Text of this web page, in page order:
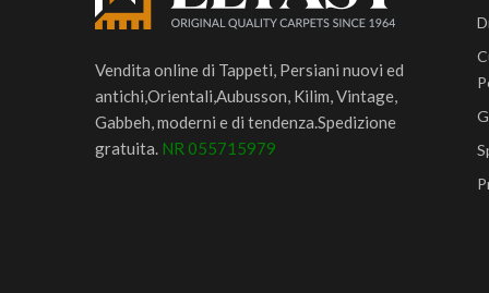
Vendita online di Tappeti, Persiani nuovi ed
antichi,Orientali,Aubusson, Kilim, Vintage,
Gabbeh, moderni e di tendenza.Spedizione
gratuita. NR 055715979